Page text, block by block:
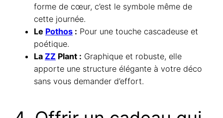
forme de cœur, c’est le symbole même de
cette journée.
Le Pothos : Pour une touche cascadeuse et
poétique.
La ZZ Plant : Graphique et robuste, elle
apporte une structure élégante à votre déco
sans vous demander d’effort.